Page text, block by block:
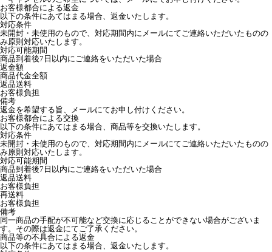
お客様都合による返金
以下の条件にあてはまる場合、返金いたします。
対応条件
未開封・未使用のもので、対応期間内にメールにてご連絡いただいたものの
み原則対応いたします。
対応可能期間
商品到着後7日以内にご連絡をいただいた場合
返金額
商品代金全額
返品送料
お客様負担
備考
返金を希望する旨、メールにてお申し付けください。
お客様都合による交換
以下の条件にあてはまる場合、商品等を交換いたします。
対応条件
未開封・未使用のもので、対応期間内にメールにてご連絡いただいたものの
み原則対応いたします。
対応可能期間
商品到着後7日以内にご連絡をいただいた場合
返品送料
お客様負担
再送料
お客様負担
備考
同一商品の手配が不可能など交換に応じることができない場合がございま
す。その際は返金にてご了承ください。
商品等の不具合による返金
以下の条件にあてはまる場合、返金いたします。